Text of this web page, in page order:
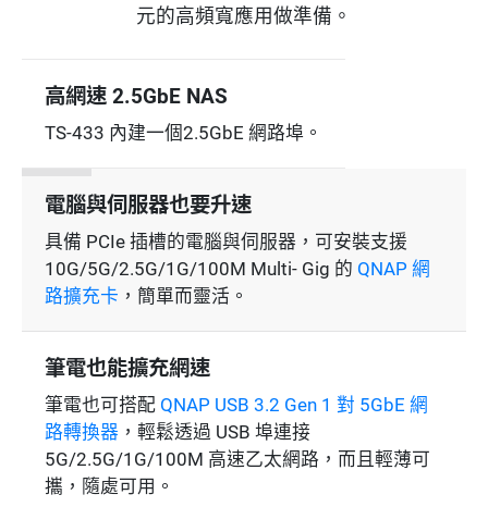
元的高頻寬應用做準備。
高網速 2.5GbE NAS
TS-433 內建一個2.5GbE 網路埠。
電腦與伺服器也要升速
具備 PCIe 插槽的電腦與伺服器，可安裝支援
10G/5G/2.5G/1G/100M Multi- Gig 的 QNAP 網
路擴充卡 ，簡單而靈活。
筆電也能擴充網速
筆電也可搭配 QNAP USB 3.2 Gen 1 對 5GbE 網
路轉換器 ，輕鬆透過 USB 埠連接
5G/2.5G/1G/100M 高速乙太網路，而且輕薄可
攜，隨處可用。